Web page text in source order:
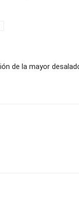
de la mayor